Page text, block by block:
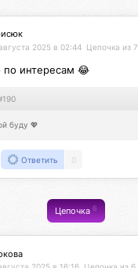
2025 в 02:44 Цепочка из 7
по интересам 😂
буду 💖
Ответить 0
Цепочка6